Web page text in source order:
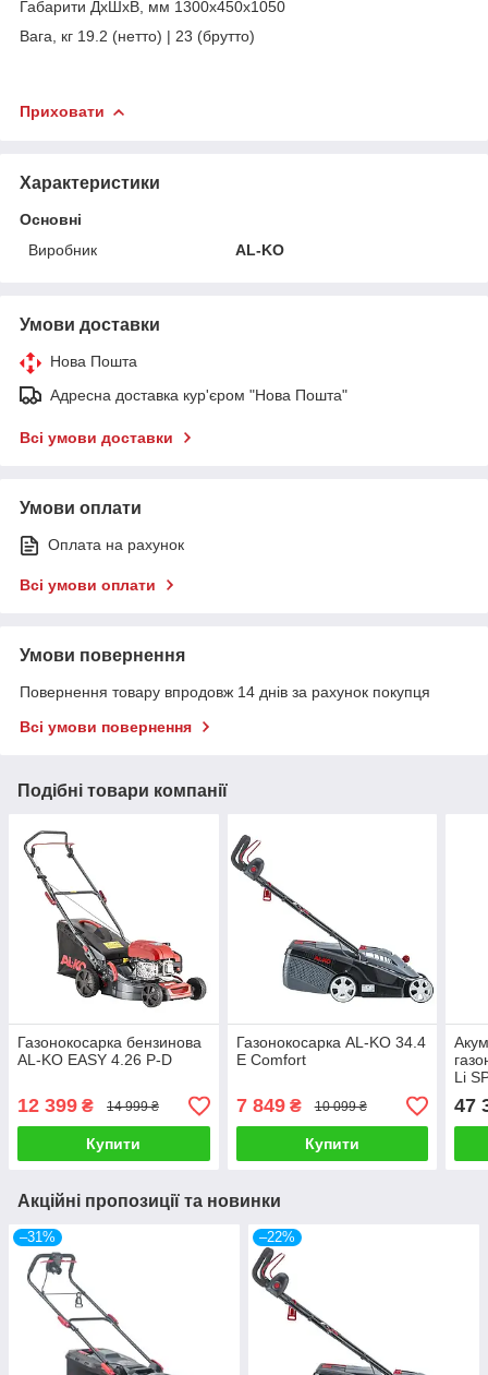
Габарити ДхШхВ, мм 1300x450x1050
Вага, кг 19.2 (нетто) | 23 (брутто)
Приховати
Характеристики
Основні
Виробник
AL-KO
Умови доставки
Нова Пошта
Адресна доставка кур'єром "Нова Пошта"
Всі умови доставки
Умови оплати
Оплата на рахунок
Всі умови оплати
Умови повернення
Повернення товару впродовж 14 днів за рахунок покупця
Всі умови повернення
Подібні товари компанії
Газонокосарка бензинова
AL-KO EASY 4.26 P-D
12 399 ₴ 14 999 ₴
Купити
Газонокосарка AL-KO 34.4
E Comfort
7 849₴ 10 099 ₴
Купити
Li
5Ah
47
Акційні пропозиції та новинки
–31% –22%